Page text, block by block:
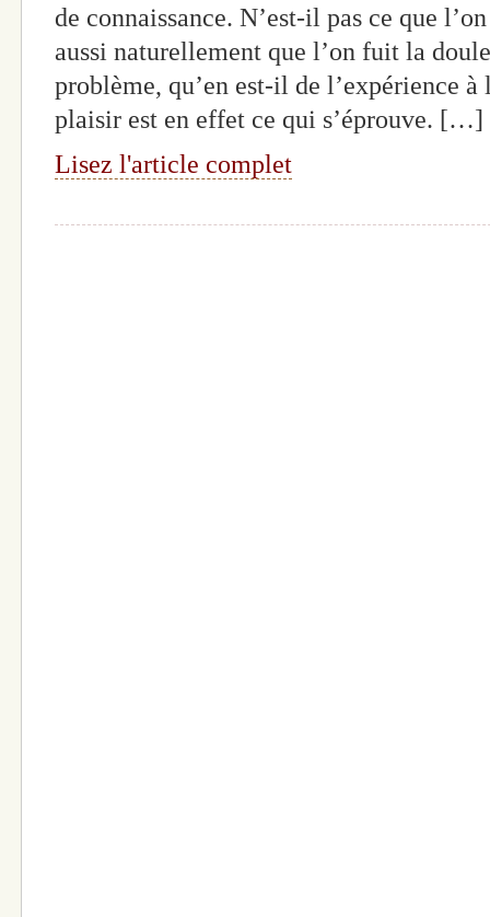
de connaissance. N’est-il pas ce que
aussi naturellement que l’on fuit la
problème, qu’en est-il de l’expérience
plaisir est en effet ce qui s’éprouve. […]
Lisez l'article complet